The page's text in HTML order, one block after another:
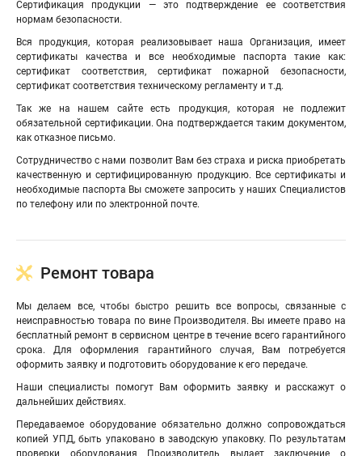
Сертификация продукции — это подтверждение ее соответствия
нормам безопасности.
Вся продукция, которая реализовывает наша Организация, имеет
сертификаты качества и все необходимые паспорта такие как:
сертификат соответствия, cертификат пожарной безопасности,
cертификат соответствия техническому регламенту и т.д.
Так же на нашем сайте есть продукция, которая не подлежит
обязательной сертификации. Она подтверждается таким документом,
как отказное письмо.
Сотрудничество с нами позволит Вам без страха и риска приобретать
качественную и сертифицированную продукцию. Все сертификаты и
необходимые паспорта Вы сможете запросить у наших Специалистов
по телефону или по электронной почте.
Ремонт товара
Мы делаем все, чтобы быстро решить все вопросы, связанные с
неисправностью товара по вине Производителя. Вы имеете право на
бесплатный ремонт в сервисном центре в течение всего гарантийного
срока. Для оформления гарантийного случая, Вам потребуется
оформить заявку и подготовить оборудование к его передаче.
Наши специалисты помогут Вам оформить заявку и расскажут о
дальнейших действиях.
Передаваемое оборудование обязательно должно сопровождаться
копией УПД, быть упаковано в заводскую упаковку. По результатам
проверки оборудования Производитель выдает заключение о